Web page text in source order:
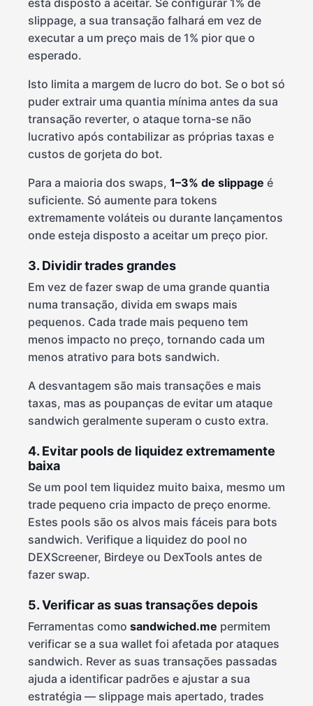
está disposto a aceitar. Se configurar 1% de
slippage, a sua transação falhará em vez de
executar a um preço mais de 1% pior que o
esperado.
Isto limita a margem de lucro do bot. Se o bot só
puder extrair uma quantia mínima antes da sua
transação reverter, o ataque torna-se não
lucrativo após contabilizar as próprias taxas e
custos de gorjeta do bot.
Para a maioria dos swaps, 1–3% de slippage é
suficiente. Só aumente para tokens
extremamente voláteis ou durante lançamentos
onde esteja disposto a aceitar um preço pior.
3. Dividir trades grandes
Em vez de fazer swap de uma grande quantia
numa transação, divida em swaps mais
pequenos. Cada trade mais pequeno tem
menos impacto no preço, tornando cada um
menos atrativo para bots sandwich.
A desvantagem são mais transações e mais
taxas, mas as poupanças de evitar um ataque
sandwich geralmente superam o custo extra.
4. Evitar pools de liquidez extremamente
baixa
Se um pool tem liquidez muito baixa, mesmo um
trade pequeno cria impacto de preço enorme.
Estes pools são os alvos mais fáceis para bots
sandwich. Verifique a liquidez do pool no
DEXScreener, Birdeye ou DexTools antes de
fazer swap.
5. Verificar as suas transações depois
Ferramentas como sandwiched.me permitem
verificar se a sua wallet foi afetada por ataques
sandwich. Rever as suas transações passadas
ajuda a identificar padrões e ajustar a sua
estratégia — slippage mais apertado, trades